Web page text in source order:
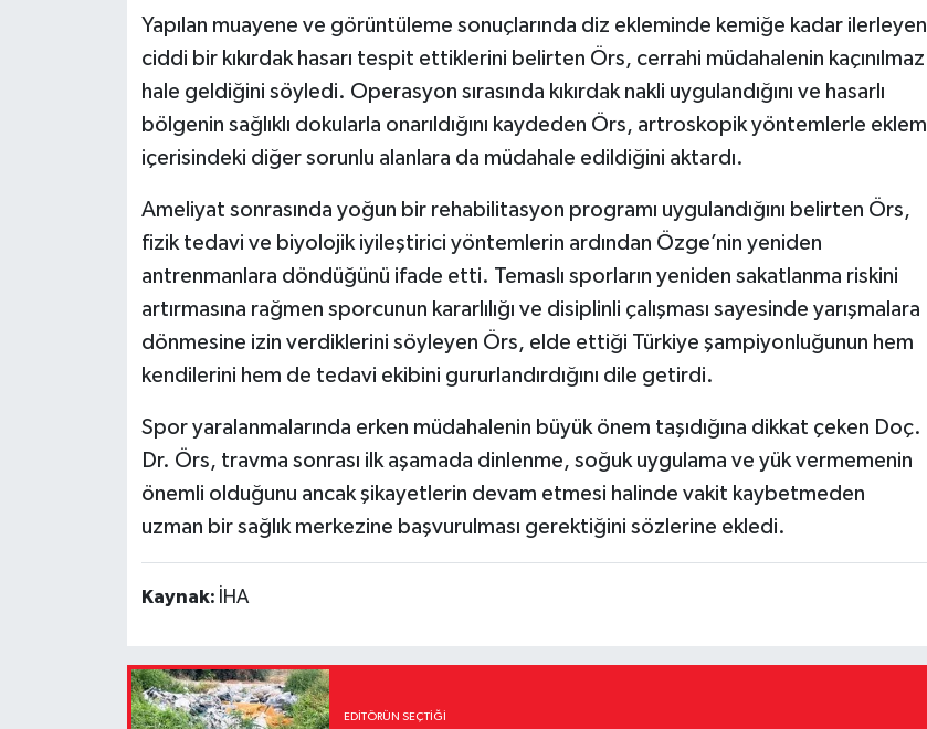
Yapılan muayene ve görüntüleme sonuçlarında diz ekleminde kemiğe kadar ilerleyen
ciddi bir kıkırdak hasarı tespit ettiklerini belirten Örs, cerrahi müdahalenin kaçınılmaz
hale geldiğini söyledi. Operasyon sırasında kıkırdak nakli uygulandığını ve hasarlı
bölgenin sağlıklı dokularla onarıldığını kaydeden Örs, artroskopik yöntemlerle eklem
içerisindeki diğer sorunlu alanlara da müdahale edildiğini aktardı.
Ameliyat sonrasında yoğun bir rehabilitasyon programı uygulandığını belirten Örs,
fizik tedavi ve biyolojik iyileştirici yöntemlerin ardından Özge’nin yeniden
antrenmanlara döndüğünü ifade etti. Temaslı sporların yeniden sakatlanma riskini
artırmasına rağmen sporcunun kararlılığı ve disiplinli çalışması sayesinde yarışmalara
dönmesine izin verdiklerini söyleyen Örs, elde ettiği Türkiye şampiyonluğunun hem
kendilerini hem de tedavi ekibini gururlandırdığını dile getirdi.
Spor yaralanmalarında erken müdahalenin büyük önem taşıdığına dikkat çeken Doç.
Dr. Örs, travma sonrası ilk aşamada dinlenme, soğuk uygulama ve yük vermemenin
önemli olduğunu ancak şikayetlerin devam etmesi halinde vakit kaybetmeden
uzman bir sağlık merkezine başvurulması gerektiğini sözlerine ekledi.
Kaynak: İHA
EDITÖRÜN SEÇTIĞI